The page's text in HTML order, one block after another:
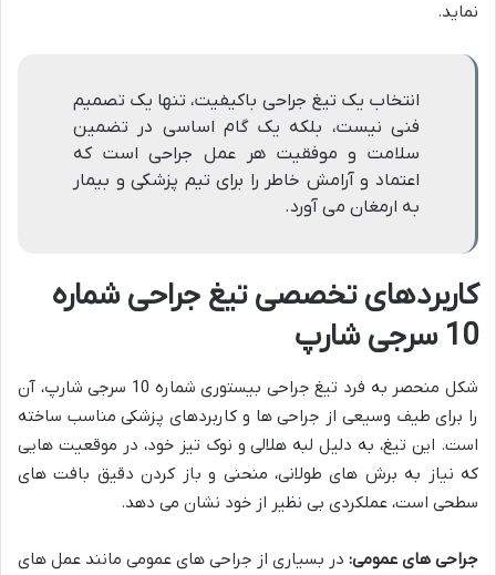
نماید.
انتخاب یک تیغ جراحی باکیفیت، تنها یک تصمیم
فنی نیست، بلکه یک گام اساسی در تضمین
سلامت و موفقیت هر عمل جراحی است که
اعتماد و آرامش خاطر را برای تیم پزشکی و بیمار
به ارمغان می آورد.
کاربردهای تخصصی تیغ جراحی شماره
10 سرجی شارپ
شکل منحصر به فرد تیغ جراحی بیستوری شماره 10 سرجی شارپ، آن
را برای طیف وسیعی از جراحی ها و کاربردهای پزشکی مناسب ساخته
است. این تیغ، به دلیل لبه هلالی و نوک تیز خود، در موقعیت هایی
که نیاز به برش های طولانی، منحنی و باز کردن دقیق بافت های
سطحی است، عملکردی بی نظیر از خود نشان می دهد.
جراحی های عمومی: در بسیاری از جراحی های عمومی مانند عمل های